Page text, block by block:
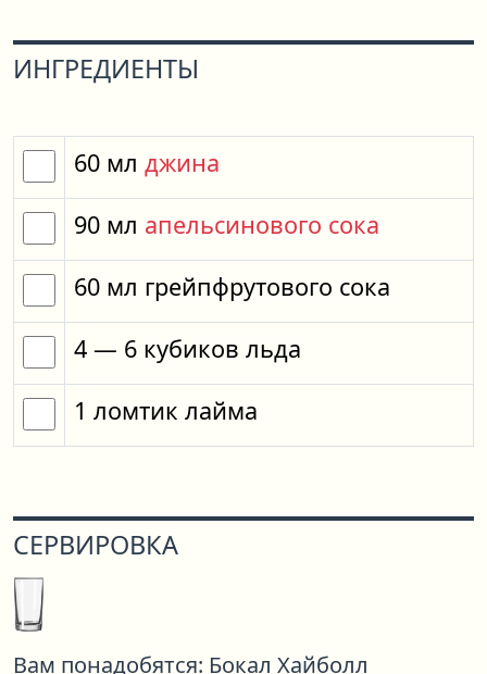
ИНГРЕДИЕНТЫ
60 мл джина
90 мл апельсинового сока
60 мл грейпфрутового сока
4 — 6 кубиков льда
1 ломтик лайма
СЕРВИРОВКА
Вам понадобятся: Бокал Хайболл